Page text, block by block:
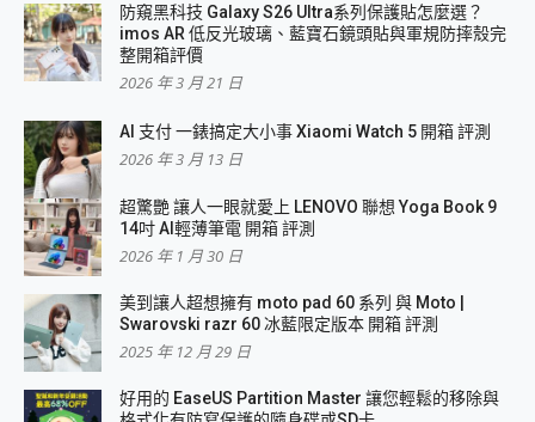
防窺黑科技 Galaxy S26 Ultra系列保護貼怎麼選？
imos AR 低反光玻璃、藍寶石鏡頭貼與軍規防摔殼完
整開箱評價
2026 年 3 月 21 日
AI 支付 一錶搞定大小事 Xiaomi Watch 5 開箱 評測
2026 年 3 月 13 日
超驚艷 讓人一眼就愛上 LENOVO 聯想 Yoga Book 9
14吋 AI輕薄筆電 開箱 評測
2026 年 1 月 30 日
美到讓人超想擁有 moto pad 60 系列 與 Moto |
Swarovski razr 60 冰藍限定版本 開箱 評測
2025 年 12 月 29 日
好用的 EaseUS Partition Master 讓您輕鬆的移除與